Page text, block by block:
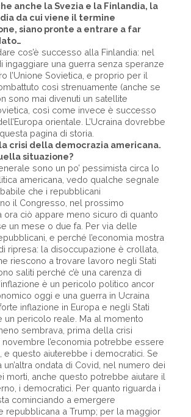
anche la Svezia e la Finlandia, la
da cui viene il termine
siano pronte a entrare a far
cos’è successo alla Finlandia: nel
ingaggiare una guerra senza speranze
l’Unione Sovietica, e proprio per il
così strenuamente (anche se
sono mai divenuti un satellite
così come invece è successo
orientale. L’Ucraina dovrebbe
pagina di storia.
crisi della democrazia americana.
situazione?
sono un po’ pessimista circa lo
americana, vedo qualche segnale
che i repubblicani
il Congresso, nel prossimo
ora ciò appare meno sicuro di quanto
un mese o due fa. Per via delle
e perché l’economia mostra
ripresa: la disoccupazione è crollata,
riescono a trovare lavoro negli Stati
saliti perché c’è una carenza di
è un pericolo politico ancor
oggi e una guerra in Ucraina
inflazione in Europa e negli Stati
un pericolo reale. Ma al momento
sembrava, prima della crisi
novembre l’economia potrebbe essere
e questo aiuterebbe i democratici. Se
un’altra ondata di Covid, nel numero dei
morti, anche questo potrebbe aiutare il
i democratici. Per quanto riguarda i
cominciando a emergere
repubblicana a Trump; per la maggior